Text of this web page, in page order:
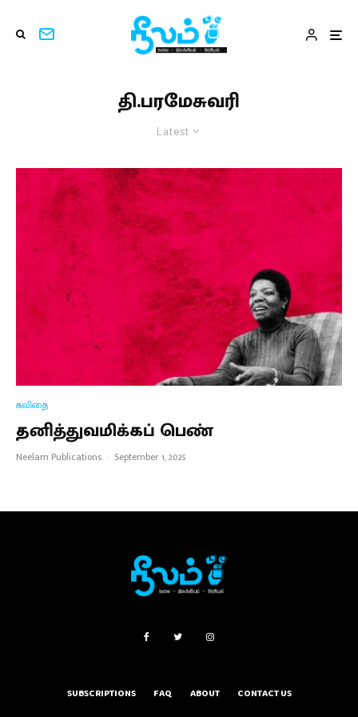
தி.பரமேசுவரி
Latest
கவிதை
தனித்துவமிக்கப் பெண்
Neelam Publications · September 1, 2025
SUBSCRIPTIONS FAQ ABOUT CONTACT US